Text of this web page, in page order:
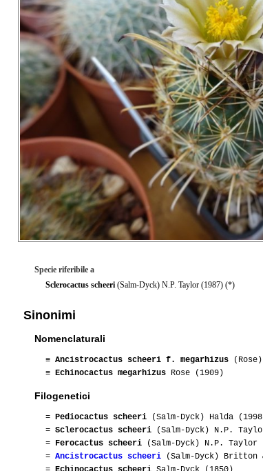
Specie riferibile a
Sclerocactus scheeri (Salm-Dyck) N.P. Taylor (1987) (*)
Sinonimi
Nomenclaturali
≡ Ancistrocactus scheeri f. megarhizus
≡ Echinocactus megarhizus Rose (1909)
Filogenetici
= Pediocactus scheeri (Salm-Dyck) Halda
= Sclerocactus scheeri (Salm-Dyck) N.P.
= Ferocactus scheeri (Salm-Dyck) N.P. Taylor
= Ancistrocactus scheeri (Salm-Dyck) Britton